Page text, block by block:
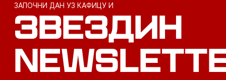
ЗАПОЧНИ ДАН УЗ КАФИЦУ И
ЗВЕЗДИН